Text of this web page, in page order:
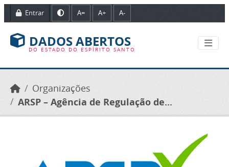
Ir para o conteúdo principal
Entrar A= A+ A-
DADOS ABERTOS
DO ESTADO DO ESPÍRITO SANTO
Organizações
ARSP – Agência de Regulação de...